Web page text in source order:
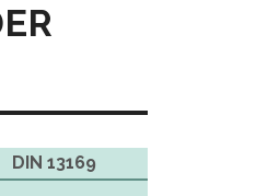
DIN 13169